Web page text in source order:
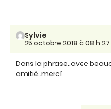
Sylvie
25 octobre 2018 à 08 h
Dans la phrase..avec
amitié..mercî